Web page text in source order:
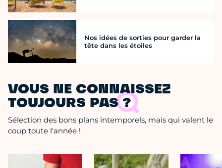
Nos idées de sorties pour garder la
tête dans les étoiles
VOUS NE CONNAISSEZ
TOUJOURS PAS ?
Sélection des bons plans intemporels, mais qui valent le
coup toute l'année !